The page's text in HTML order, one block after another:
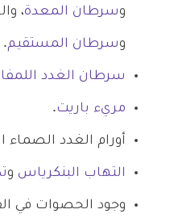
وسرطان المعدة،
وسرطان المستقيم.
سرطان الغدد
مريء باريت.
أورام الغدد الصماء
التهاب البنكرياس و
وجود الحصوات في